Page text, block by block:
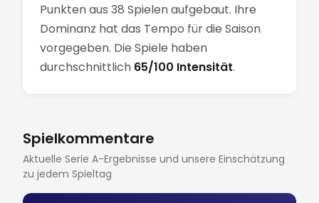
Punkten aus 38 Spielen aufgebaut. Ihre
Dominanz hat das Tempo für die Saison
vorgegeben. Die Spiele haben
durchschnittlich 65/100 Intensität.
Spielkommentare
Aktuelle Serie A-Ergebnisse und unsere Einschätzung
zu jedem Spieltag